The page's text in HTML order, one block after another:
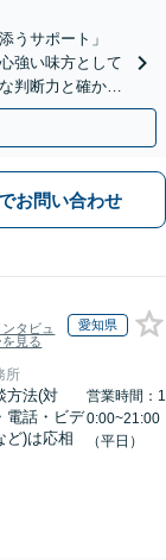
うサポート」
強い味方として
判断力と確かな
談可】
お問い合わせ
ンタビュ
を見る
愛知県
所
方法(対
電話・ビデ
ど)は応相
営業時間：1
0:00~21:00
（平日）